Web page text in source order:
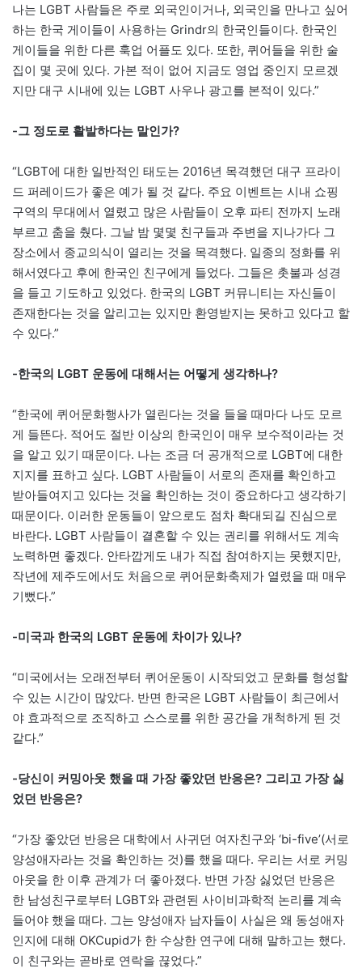
나는 LGBT 사람들은 주로 외국인이거나, 외국인을 만나고 싶어
하는 한국 게이들이 사용하는 Grindr의 한국인들이다. 한국인
게이들을 위한 다른 훅업 어플도 있다. 또한, 퀴어들을 위한 술
집이 몇 곳에 있다. 가본 적이 없어 지금도 영업 중인지 모르겠
지만 대구 시내에 있는 LGBT 사우나 광고를 본적이 있다.”
-그 정도로 활발하다는 말인가?
“LGBT에 대한 일반적인 태도는 2016년 목격했던 대구 프라이
드 퍼레이드가 좋은 예가 될 것 같다. 주요 이벤트는 시내 쇼핑
구역의 무대에서 열렸고 많은 사람들이 오후 파티 전까지 노래
부르고 춤을 췄다. 그날 밤 몇몇 친구들과 주변을 지나가다 그
장소에서 종교의식이 열리는 것을 목격했다. 일종의 정화를 위
해서였다고 후에 한국인 친구에게 들었다. 그들은 촛불과 성경
을 들고 기도하고 있었다. 한국의 LGBT 커뮤니티는 자신들이
존재한다는 것을 알리고는 있지만 환영받지는 못하고 있다고 할
수 있다.”
-한국의 LGBT 운동에 대해서는 어떻게 생각하나?
“한국에 퀴어문화행사가 열린다는 것을 들을 때마다 나도 모르
게 들뜬다. 적어도 절반 이상의 한국인이 매우 보수적이라는 것
을 알고 있기 때문이다. 나는 조금 더 공개적으로 LGBT에 대한
지지를 표하고 싶다. LGBT 사람들이 서로의 존재를 확인하고
받아들여지고 있다는 것을 확인하는 것이 중요하다고 생각하기
때문이다. 이러한 운동들이 앞으로도 점차 확대되길 진심으로
바란다. LGBT 사람들이 결혼할 수 있는 권리를 위해서도 계속
노력하면 좋겠다. 안타깝게도 내가 직접 참여하지는 못했지만,
작년에 제주도에서도 처음으로 퀴어문화축제가 열렸을 때 매우
기뻤다.”
-미국과 한국의 LGBT 운동에 차이가 있나?
“미국에서는 오래전부터 퀴어운동이 시작되었고 문화를 형성할
수 있는 시간이 많았다. 반면 한국은 LGBT 사람들이 최근에서
야 효과적으로 조직하고 스스로를 위한 공간을 개척하게 된 것
같다.”
-당신이 커밍아웃 했을 때 가장 좋았던 반응은? 그리고 가장 싫
었던 반응은?
“가장 좋았던 반응은 대학에서 사귀던 여자친구와 ‘bi-five’(서로
양성애자라는 것을 확인하는 것)를 했을 때다. 우리는 서로 커밍
아웃을 한 이후 관계가 더 좋아졌다. 반면 가장 싫었던 반응은
한 남성친구로부터 LGBT와 관련된 사이비과학적 논리를 계속
들어야 했을 때다. 그는 양성애자 남자들이 사실은 왜 동성애자
인지에 대해 OKCupid가 한 수상한 연구에 대해 말하고는 했다.
이 친구와는 곧바로 연락을 끊었다.”